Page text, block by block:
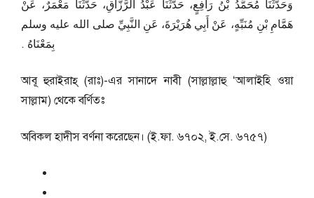
وَحَدَّثَنَا مُحَمَّدُ بْنُ رَافِعٍ، حَدَّثَنَا عَبْدُ الرَّزَّاقِ، حَدَّثَنَا مَعْمَرٌ، عَنْ
هَمَّامِ بْنِ مُنَبِّهٍ، عَنْ أَبِي هُرَيْرَةَ، عَنِ النَّبِيِّ صلى الله عليه وسلم
بِمَعْنَاهُ ‏.‏
আবূ হুরাইরাহ্ (রাঃ)-এর সানাদে নাবী (সাল্লাল্লাহু ‘আলাইহি ওয়া
সাল্লাম) থেকে বর্ণিতঃ
অবিকল হাদীস বর্ণনা করেছেন। (ই.ফা. ৬৭০২, ই.সে. ৬৭৫৭)